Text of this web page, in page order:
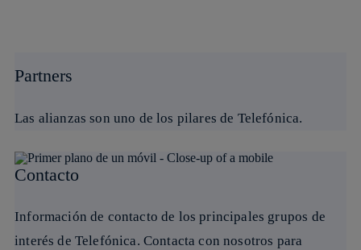
Partners
Las alianzas son uno de los pilares de Telefónica.
Contacto
Información de contacto de los principales grupos de
interés de Telefónica. Contacta con nosotros para